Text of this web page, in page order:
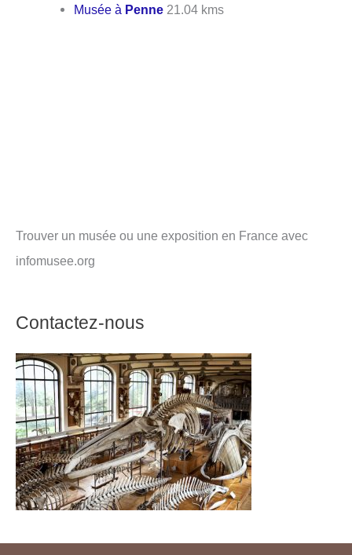
Musée à Penne 21.04 kms
Trouver un musée ou une exposition en France avec
infomusee.org
Contactez-nous